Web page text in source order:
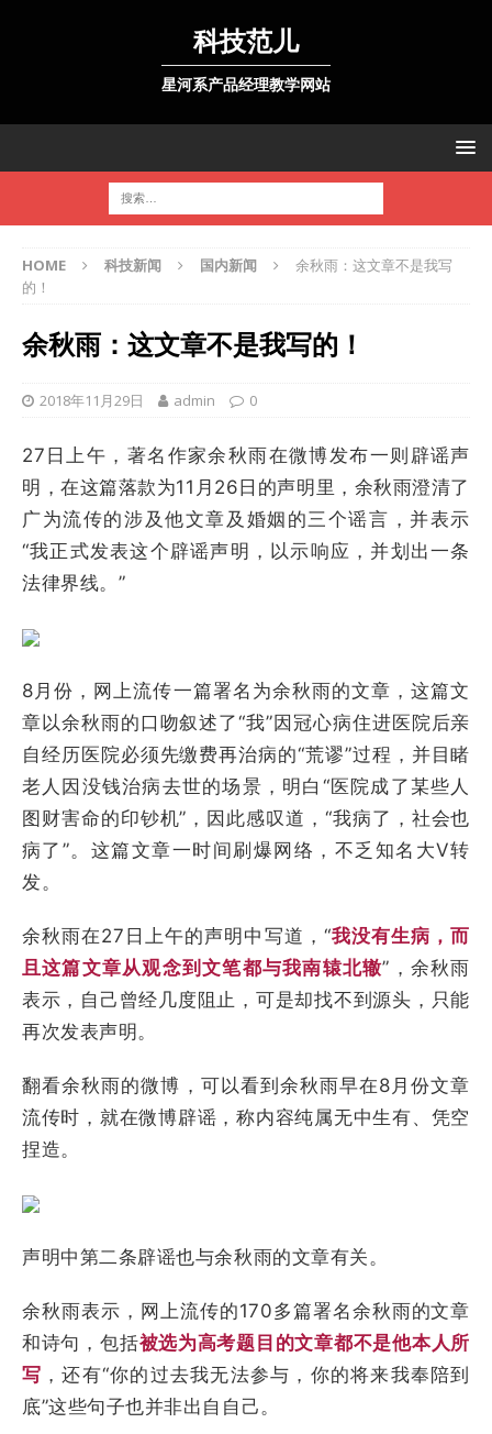
科技范儿
星河系产品经理教学网站
HOME 科技新闻 国内新闻
余秋雨：这文章不是我写
的！
余秋雨：这文章不是我写的！
2018年11月29日 admin 0
27日上午，著名作家余秋雨在微博发布一则辟谣声
明，在这篇落款为11月26日的声明里，余秋雨澄清了
广为流传的涉及他文章及婚姻的三个谣言，并表示
“我正式发表这个辟谣声明，以示响应，并划出一条
法律界线。”
8月份，网上流传一篇署名为余秋雨的文章，这篇文
章以余秋雨的口吻叙述了“我”因冠心病住进医院后亲
自经历医院必须先缴费再治病的“荒谬”过程，并目睹
老人因没钱治病去世的场景，明白“医院成了某些人
图财害命的印钞机”，因此感叹道，“我病了，社会也
病了”。这篇文章一时间刷爆网络，不乏知名大V转
发。
余秋雨在27日上午的声明中写道，“我没有生病，而
且这篇文章从观念到文笔都与我南辕北辙”，余秋雨
表示，自己曾经几度阻止，可是却找不到源头，只能
再次发表声明。
翻看余秋雨的微博，可以看到余秋雨早在8月份文章
流传时，就在微博辟谣，称内容纯属无中生有、凭空
捏造。
声明中第二条辟谣也与余秋雨的文章有关。
余秋雨表示，网上流传的170多篇署名余秋雨的文章
和诗句，包括被选为高考题目的文章都不是他本人所
写 ，还有“你的过去我无法参与，你的将来我奉陪到
底”这些句子也并非出自自己。